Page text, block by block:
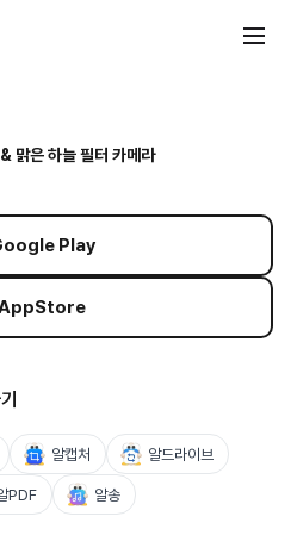
맑은 하늘 필터 카메라
Play
알캡처 알드라이브
PDF 알송